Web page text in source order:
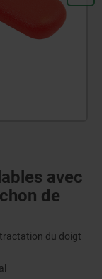
avec
de
du doigt